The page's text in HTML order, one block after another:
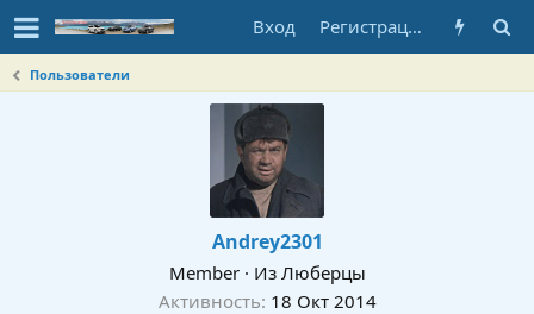
Вход Регистрация
Пользователи
Andrey2301
Member · Из Люберцы
Активность 18 Окт 2014